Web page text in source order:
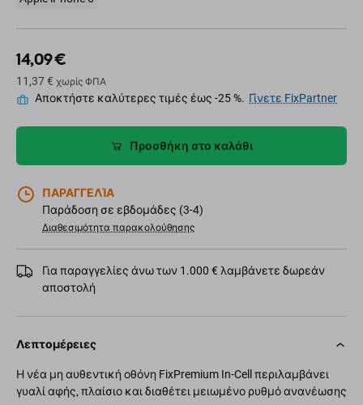
14,09 €
11,37 € χωρίς ΦΠΑ
Αποκτήστε καλύτερες τιμές έως -25 %. Γίνετε FixPartner
Προσθήκη στο καλάθι
ΠΑΡΑΓΓΕΛΊΑ
Παράδοση σε εβδομάδες (3-4)
Διαθεσιμότητα παρακολούθησης
Για παραγγελίες άνω των 1.000 € λαμβάνετε δωρεάν
αποστολή
Λεπτομέρειες
Η νέα μη αυθεντική οθόνη FixPremium In-Cell περιλαμβάνει
γυαλί αφής, πλαίσιο και διαθέτει μειωμένο ρυθμό ανανέωσης